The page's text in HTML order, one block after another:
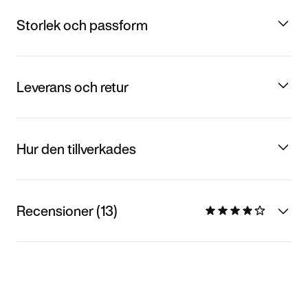
Storlek och passform
Leverans och retur
Hur den tillverkades
Recensioner (13)